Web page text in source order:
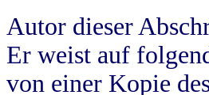
Autor dieser
Er weist auf
von einer Kopie